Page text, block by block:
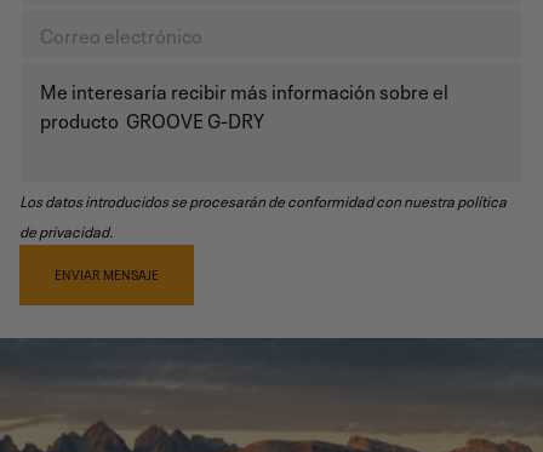
Los datos introducidos se procesarán de conformidad con nuestra política
de privacidad.
ENVIAR MENSAJE